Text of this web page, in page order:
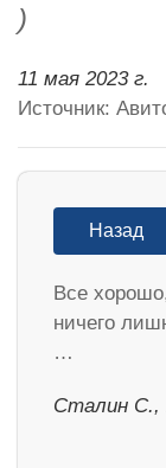
)
11 мая 2023 г.
Источник:
Назад
Все
ничего
…
Сталин С.,